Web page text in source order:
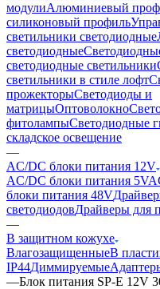
модулиАлюминиевый
силиконовый профиль
светильники светодиодные
светодиодные
светодиодные светильники
светильники в стиле лофт
прожекторыСветодиоды и
матрицыОптоволокно
фитолампыСветодиодные
складское освещение
—
AC/DC блоки питания 12V
AC/DC блоки питания 5V
блоки питания 48V
светодиодовДрайверы для
—
В защитном кожухе
ВлагозащищенныеВ
IP44Диммируемые
—Блок питания SP-E 12V